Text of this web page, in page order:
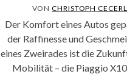
VONCHRISTOPH
Der Komfort eines Autos
der Raffinesse und
eines Zweirades ist die
Mobilität – die Piaggio